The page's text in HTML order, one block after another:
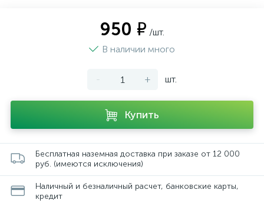
950 ₽ /шт.
В наличии много
- + шт.
Купить
Бесплатная наземная доставка при заказе от 12 000
руб. (имеются исключения)
Наличный и безналичный расчет, банковские карты,
кредит